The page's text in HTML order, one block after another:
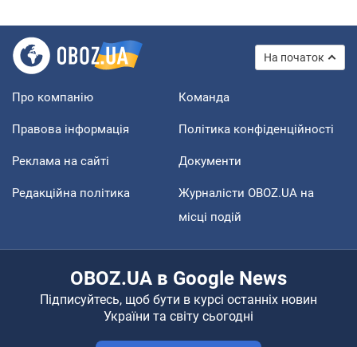
На початок
Про компанію Команда
Правова інформація Політика конфіденційності
Реклама на сайті Документи
Редакційна політика
Журналісти OBOZ.UA на
місці подій
OBOZ.UA в Google News
Підписуйтесь, щоб бути в курсі останніх новин
України та світу сьогодні